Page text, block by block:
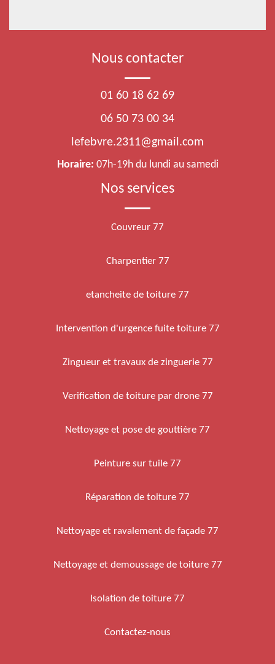
Nous contacter
01 60 18 62 69
06 50 73 00 34
lefebvre.2311@gmail.com
Horaire: 07h-19h du lundi au samedi
Nos services
Couvreur 77
Charpentier 77
etancheite de toiture 77
Intervention d'urgence fuite toiture 77
Zingueur et travaux de zinguerie 77
Verification de toiture par drone 77
Nettoyage et pose de gouttière 77
Peinture sur tuile 77
Réparation de toiture 77
Nettoyage et ravalement de façade 77
Nettoyage et demoussage de toiture 77
Isolation de toiture 77
Contactez-nous